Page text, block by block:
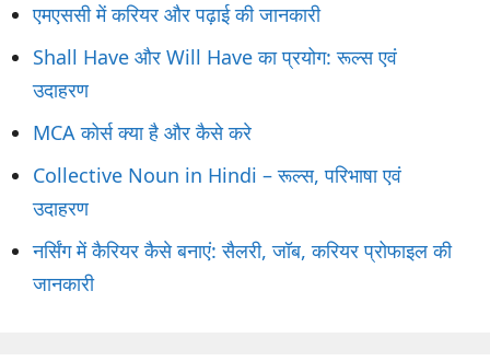
एमएससी में करियर और पढ़ाई की जानकारी
Shall Have और Will Have का प्रयोग: रूल्स एवं
उदाहरण
MCA कोर्स क्या है और कैसे करे
Collective Noun in Hindi – रूल्स, परिभाषा एवं
उदाहरण
नर्सिंग में कैरियर कैसे बनाएं: सैलरी, जॉब, करियर प्रोफाइल की
जानकारी